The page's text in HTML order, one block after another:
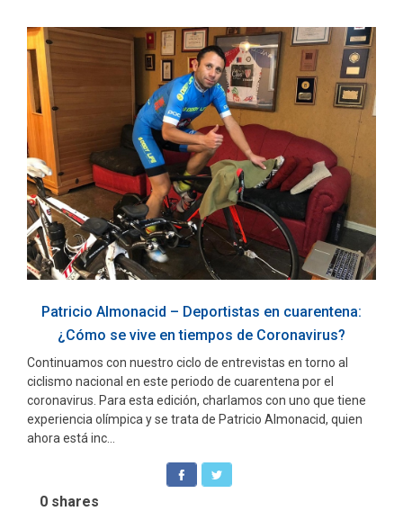
Patricio Almonacid – Deportistas en cuarentena:
¿Cómo se vive en tiempos de Coronavirus?
Continuamos con nuestro ciclo de entrevistas en torno al
ciclismo nacional en este periodo de cuarentena por el
coronavirus. Para esta edición, charlamos con uno que tiene
experiencia olímpica y se trata de Patricio Almonacid, quien
ahora está inc...
0 shares